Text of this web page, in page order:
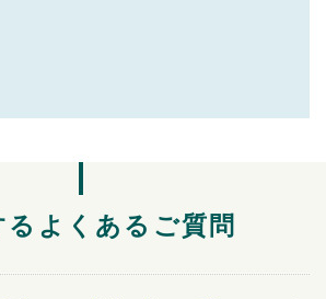
るよくあるご質問